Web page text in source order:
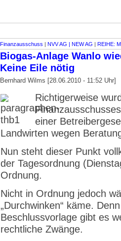
Finanzausschuss | NVV AG | NEW AG | REIHE:
Biogas-Anlage Wanlo
Keine Eile nötig
Bernhard Wilms [28.06.2010 - 11:52 Uhr]
Richtigerweise
einer
Landwirten wegen
Nun steht dieser Punkt
der Tagesordnung
Ordnung.
Nicht in Ordnung jedoch
„Durchwinken“ käme.
Beschlussvorlage gibt es
rechtliche Zwänge.